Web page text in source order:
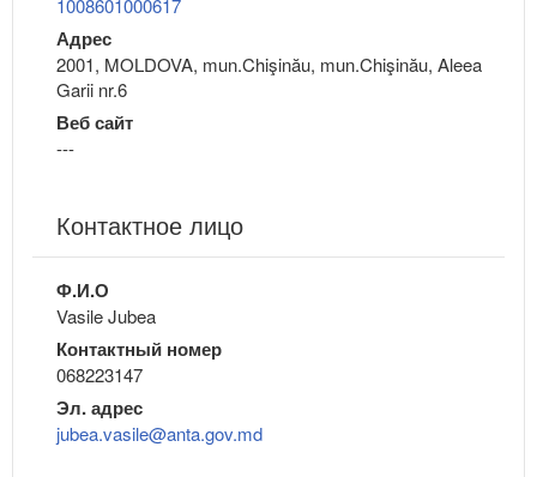
1008601000617
Адрес
2001, MOLDOVA, mun.Chişinău, mun.Chişinău, Aleea
Garii nr.6
Веб сайт
---
Контактное лицо
Ф.И.О
Vasile Jubea
Контактный номер
068223147
Эл. адрес
jubea.vasile@anta.gov.md